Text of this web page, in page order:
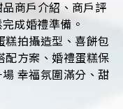
商戶介紹、商戶評
成婚禮準備。
糕拍攝造型、喜餅包
配方案、婚禮蛋糕保
幸福氛圍滿分、甜